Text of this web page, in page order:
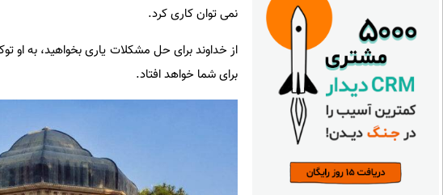
نمی توان کاری کرد.
از خداوند برای حل مشکلات یاری بخواهید، به او
برای شما خواهد افتاد.